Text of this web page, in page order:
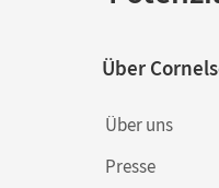
Über
Über uns
Presse